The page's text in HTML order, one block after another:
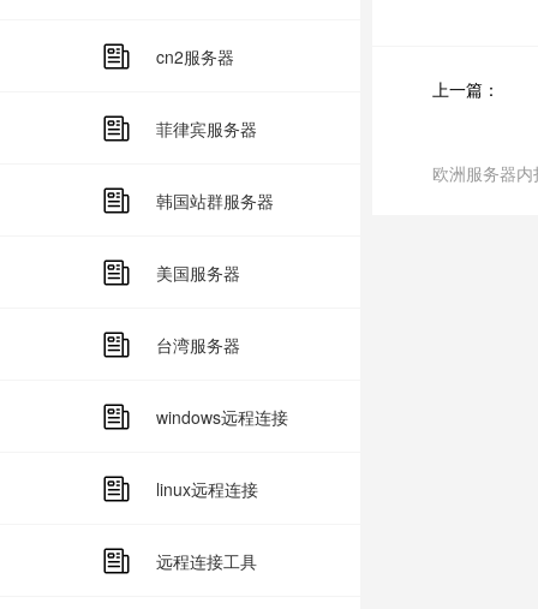
cn2服务器
菲律宾服务器
韩国站群服务器
美国服务器
台湾服务器
windows远程连接
linux远程连接
远程连接工具
上一篇：
欧洲服务器